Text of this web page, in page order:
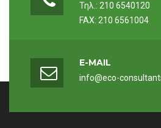
Τηλ.: 210 6540120
FAX: 210 6561004
E-MAIL
info@eco-